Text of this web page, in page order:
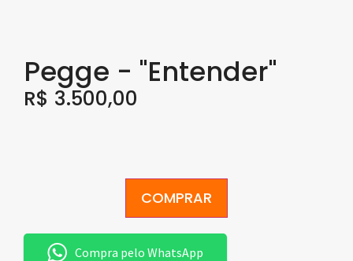
Pegge - "Entender"
R$ 3.500,00
COMPRAR
Compra pelo WhatsApp